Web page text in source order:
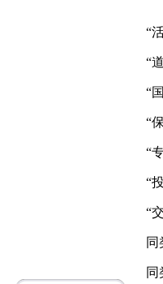
“
“
“
“
“
“
“
同
同